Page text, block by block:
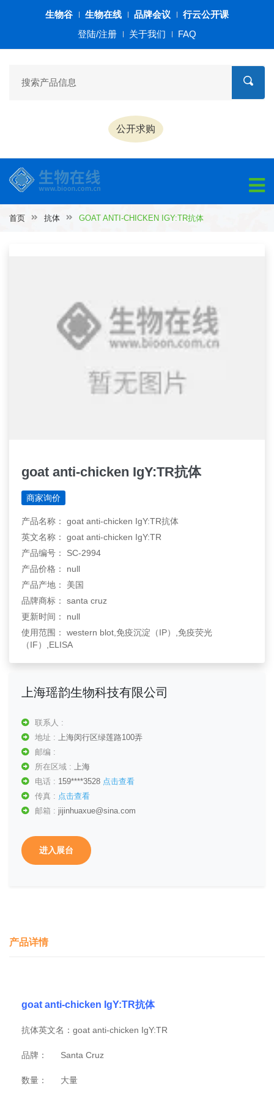
生物谷 生物在线 品牌会议
行云公开课
登陆/注册
关于我们 FAQ
公开求购
首页 抗体 GOAT ANTI-CHICKEN IGY:TR抗体
goat anti-chicken IgY:TR抗体
商家询价
产品名称： goat anti-chicken IgY:TR抗体
英文名称： goat anti-chicken IgY:TR
产品编号： SC-2994
产品价格： null
产品产地： 美国
品牌商标： santa cruz
更新时间： null
使用范围： western blot,免疫沉淀（IP）,免疫荧光
（IF）,ELISA
上海瑶韵生物科技有限公司
联系人 :
地址 : 上海闵行区绿莲路100弄
邮编 :
所在区域 : 上海
电话 : 159****3528 点击查看
传真 : 点击查看
邮箱 : jijinhuaxue@sina.com
进入展台
产品详情
goat anti-chicken IgY:TR抗体
抗体英文名：goat anti-chicken IgY:TR
品牌： Santa Cruz
数量： 大量